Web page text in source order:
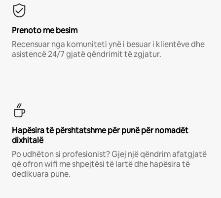
Prenoto me besim
Recensuar nga komuniteti ynë i besuar i klientëve dhe
asistencë 24/7 gjatë qëndrimit të zgjatur.
Hapësira të përshtatshme për punë për nomadët
dixhitalë
Po udhëton si profesionist? Gjej një qëndrim afatgjatë
që ofron wifi me shpejtësi të lartë dhe hapësira të
dedikuara pune.